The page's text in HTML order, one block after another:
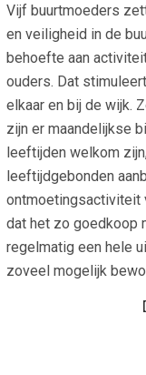
Vijf buurtmoeders
en veiligheid in de
behoefte aan
ouders. Dat
elkaar en bij de wijk.
zijn er maandelijkse
leeftijden welkom
leeftijdgebonden
ontmoetingsactiviteit
dat het zo goedkoop
regelmatig een hele
zoveel mogelijk